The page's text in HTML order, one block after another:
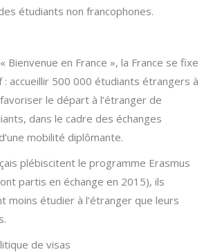
étudiants non francophones.
Bienvenue en France », la France se fixe
accueillir 500 000 étudiants étrangers à
le départ à l’étranger de
dans le cadre des échanges
mobilité diplômante.
plébiscitent le programme Erasmus
partis en échange en 2015), ils
moins étudier à l’étranger que leurs
de visas